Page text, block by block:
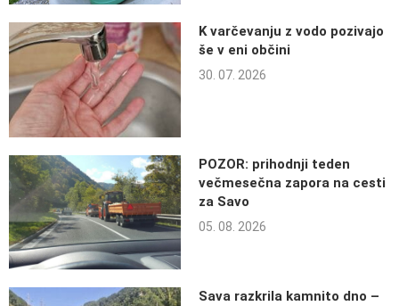
K varčevanju z vodo pozivajo
še v eni občini
30. 07. 2026
POZOR: prihodnji teden
večmesečna zapora na cesti
za Savo
05. 08. 2026
Sava razkrila kamnito dno –